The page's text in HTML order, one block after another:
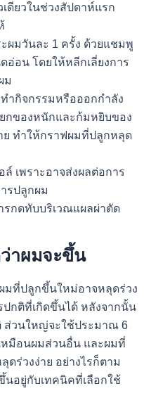
ดียวในช่วงสัปดาห์แรก
ผมวันละ 1 ครั้ง ด้วยแชมพู
อน โดยให้หลีกเลี่ยงการ
ม
ำกิจกรรมหรือออกกำลัง
กของหนักและก้มหยิบของ
ย ทำให้กราฟผมที่ปลูกหลุด
เพราะอาจส่งผลต่อการ
รปลูกผม
กดทับบริเวณแผลผ่าตัด
าผมจะขึ้น
มที่ปลูกขึ้นใหม่อาจหลุดร่วง
ปกติที่เกิดขึ้นได้ หลังจากนั้น
ส่วนใหญ่จะใช้ประมาณ 6
หมือนผมส่วนอื่น และผมที่
ดร่วงง่าย อย่างไรก็ตาม
นอยู่กับเทคนิคที่เลือกใช้